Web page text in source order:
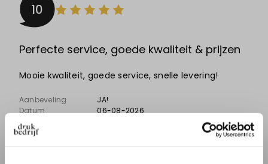
10
Perfecte service, goede kwaliteit & prijzen
Mooie kwaliteit, goede service, snelle levering!
Aanbeveling
JA!
Datum
06-08-2026
Door
, Amsterdam